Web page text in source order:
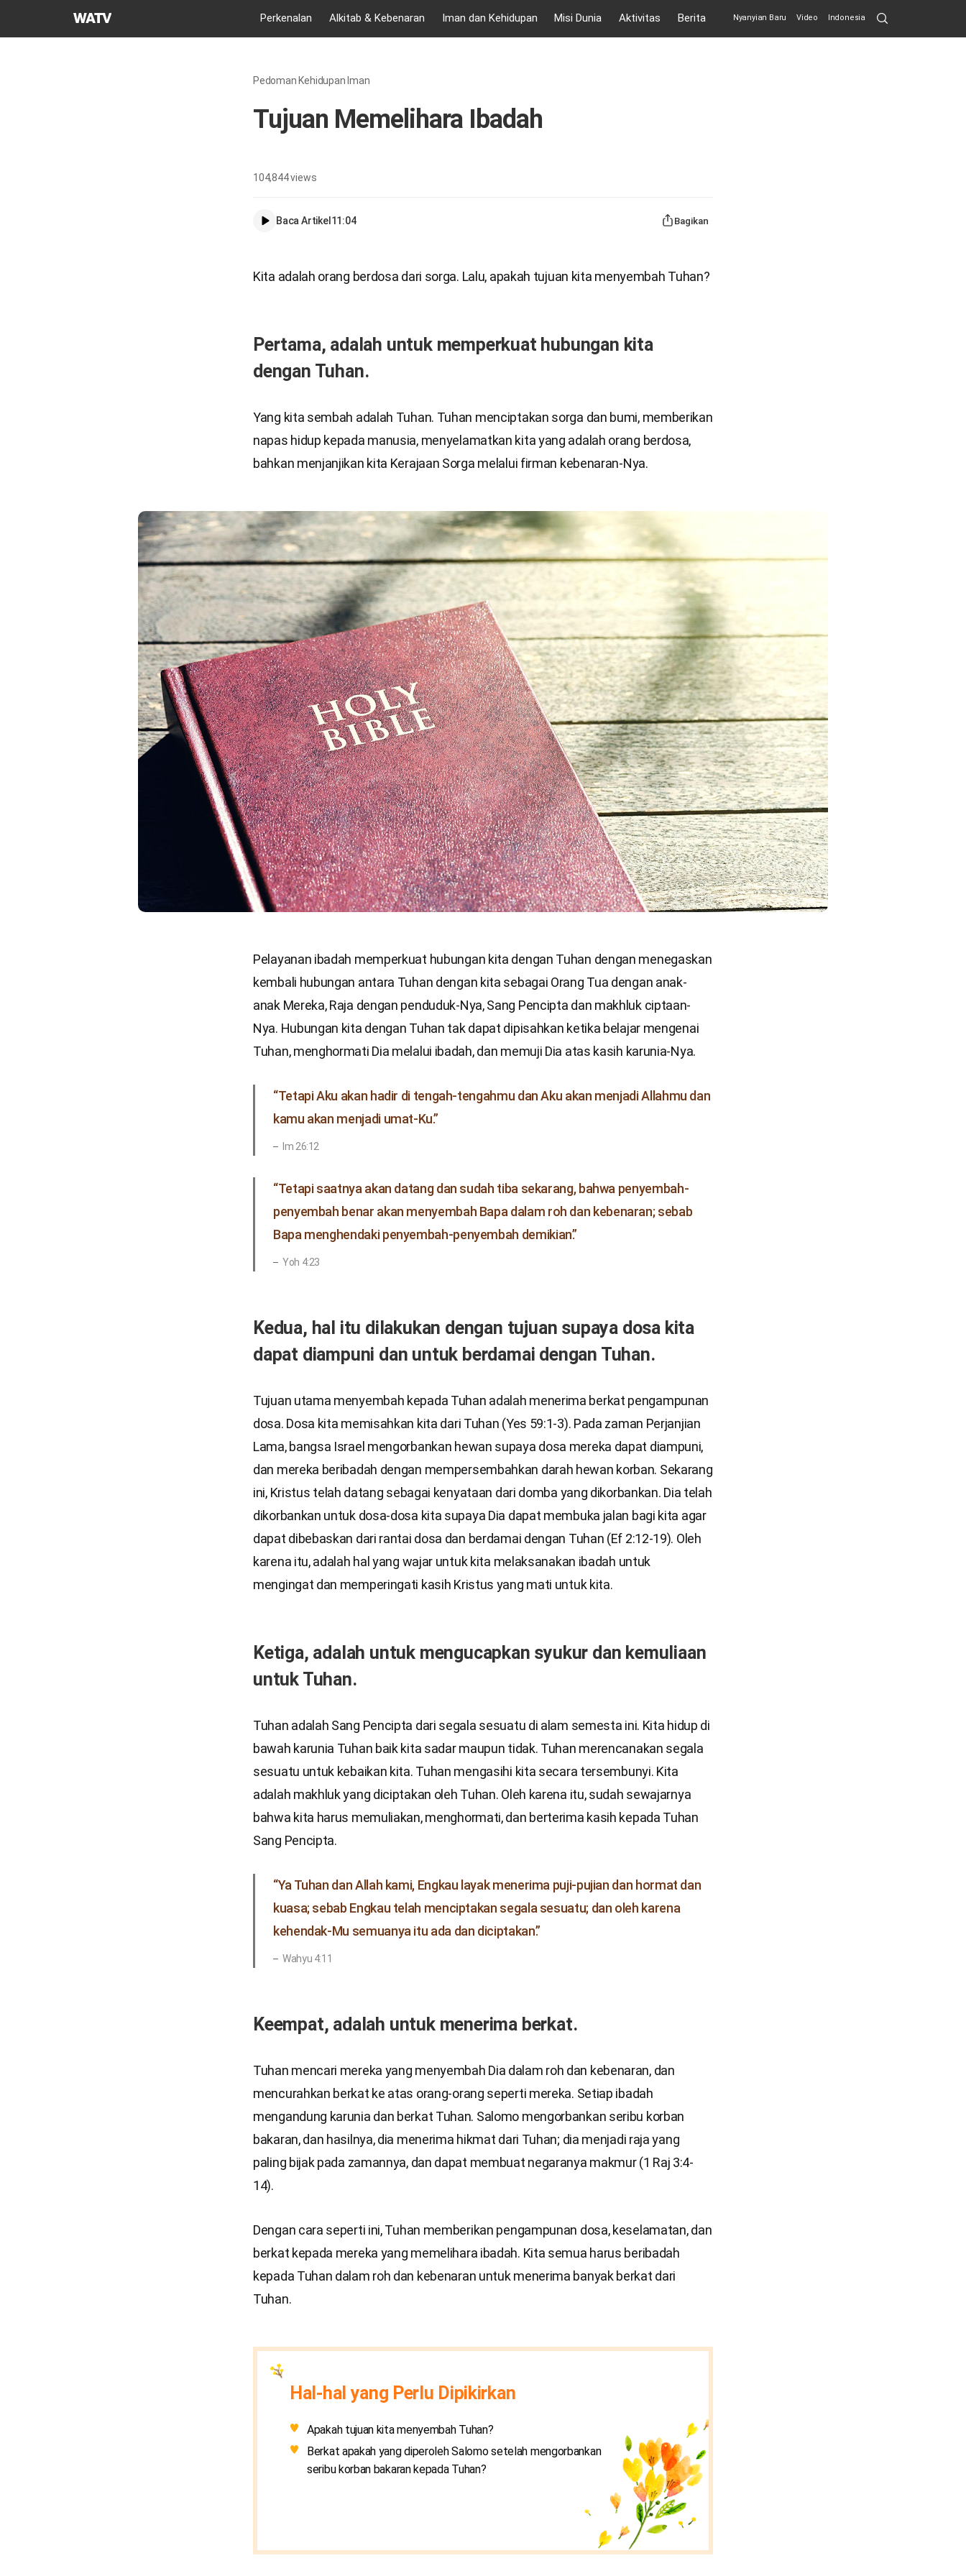
Gereja
Perkenalan Alkitab & Kebenaran Iman dan Kehidupan Misi Dunia Aktivitas Berita Nyanyian Baru Video Indonesia Search
Submit
Pedoman Kehidupan Iman
Tujuan Memelihara Ibadah
104,844views
Baca Artikel11:04 Bagikan
Kita adalah orang berdosa dari sorga. Lalu, apakah tujuan kita menyembah Tuhan?
Pertama, adalah untuk memperkuat hubungan kita
dengan Tuhan.
Yang kita sembah adalah Tuhan. Tuhan menciptakan sorga dan bumi, memberikan
napas hidup kepada manusia, menyelamatkan kita yang adalah orang berdosa,
bahkan menjanjikan kita Kerajaan Sorga melalui firman kebenaran-Nya.
Pelayanan ibadah memperkuat hubungan kita dengan Tuhan dengan menegaskan
kembali hubungan antara Tuhan dengan kita sebagai Orang Tua dengan anak-
anak Mereka, Raja dengan penduduk-Nya, Sang Pencipta dan makhluk ciptaan-
Nya. Hubungan kita dengan Tuhan tak dapat dipisahkan ketika belajar mengenai
Tuhan, menghormati Dia melalui ibadah, dan memuji Dia atas kasih karunia-Nya.
“Tetapi Aku akan hadir di tengah-tengahmu dan Aku akan menjadi Allahmu dan
kamu akan menjadi umat-Ku.”
Im 26:12
“Tetapi saatnya akan datang dan sudah tiba sekarang, bahwa penyembah-
penyembah benar akan menyembah Bapa dalam roh dan kebenaran; sebab
Bapa menghendaki penyembah-penyembah demikian.”
Yoh 4:23
Kedua, hal itu dilakukan dengan tujuan supaya dosa kita
dapat diampuni dan untuk berdamai dengan Tuhan.
Tujuan utama menyembah kepada Tuhan adalah menerima berkat pengampunan
dosa. Dosa kita memisahkan kita dari Tuhan (Yes 59:1-3). Pada zaman Perjanjian
Lama, bangsa Israel mengorbankan hewan supaya dosa mereka dapat diampuni,
dan mereka beribadah dengan mempersembahkan darah hewan korban. Sekarang
ini, Kristus telah datang sebagai kenyataan dari domba yang dikorbankan. Dia telah
dikorbankan untuk dosa-dosa kita supaya Dia dapat membuka jalan bagi kita agar
dapat dibebaskan dari rantai dosa dan berdamai dengan Tuhan (Ef 2:12-19). Oleh
karena itu, adalah hal yang wajar untuk kita melaksanakan ibadah untuk
mengingat dan memperingati kasih Kristus yang mati untuk kita.
Ketiga, adalah untuk mengucapkan syukur dan kemuliaan
untuk Tuhan.
Tuhan adalah Sang Pencipta dari segala sesuatu di alam semesta ini. Kita hidup di
bawah karunia Tuhan baik kita sadar maupun tidak. Tuhan merencanakan segala
sesuatu untuk kebaikan kita. Tuhan mengasihi kita secara tersembunyi. Kita
adalah makhluk yang diciptakan oleh Tuhan. Oleh karena itu, sudah sewajarnya
bahwa kita harus memuliakan, menghormati, dan berterima kasih kepada Tuhan
Sang Pencipta.
“Ya Tuhan dan Allah kami, Engkau layak menerima puji-pujian dan hormat dan
kuasa; sebab Engkau telah menciptakan segala sesuatu; dan oleh karena
kehendak-Mu semuanya itu ada dan diciptakan.”
Wahyu 4:11
Keempat, adalah untuk menerima berkat.
Tuhan mencari mereka yang menyembah Dia dalam roh dan kebenaran, dan
mencurahkan berkat ke atas orang-orang seperti mereka. Setiap ibadah
mengandung karunia dan berkat Tuhan. Salomo mengorbankan seribu korban
bakaran, dan hasilnya, dia menerima hikmat dari Tuhan; dia menjadi raja yang
paling bijak pada zamannya, dan dapat membuat negaranya makmur (1 Raj 3:4-
14).
Dengan cara seperti ini, Tuhan memberikan pengampunan dosa, keselamatan, dan
berkat kepada mereka yang memelihara ibadah. Kita semua harus beribadah
kepada Tuhan dalam roh dan kebenaran untuk menerima banyak berkat dari
Tuhan.
Hal-hal yang Perlu Dipikirkan
Apakah tujuan kita menyembah Tuhan?
Berkat apakah yang diperoleh Salomo setelah mengorbankan
seribu korban bakaran kepada Tuhan?